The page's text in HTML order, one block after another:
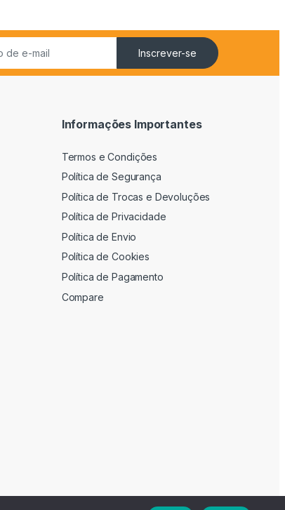
Inscrever-se
Informações Importantes
Termos e Condições
Política de Segurança
Política de Trocas e Devoluções
Política de Privacidade
Política de Envio
Política de Cookies
Política de Pagamento
Compare